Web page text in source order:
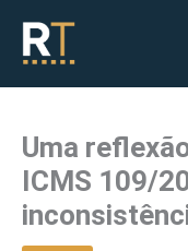
conteúdo
Uma
ICMS 109/